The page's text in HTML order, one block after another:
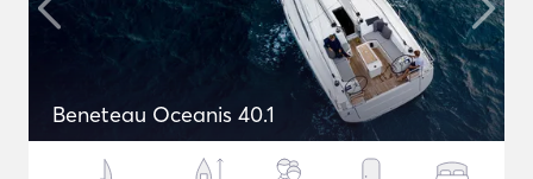
Beneteau Oceanis 40.1